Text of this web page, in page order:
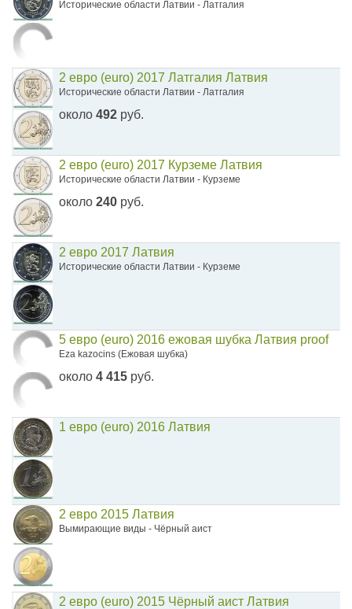
Исторические области Латвии - Латгалия
2 евро (euro) 2017 Латгалия Латвия
Исторические области Латвии - Латгалия
около 492 руб.
2 евро (euro) 2017 Курземе Латвия
Исторические области Латвии - Курземе
около 240 руб.
2 евро 2017 Латвия
Исторические области Латвии - Курземе
5 евро (euro) 2016 ежовая шубка Латвия proof
Eza kazocins (Ежовая шубка)
около 4 415 руб.
1 евро (euro) 2016 Латвия
2 евро 2015 Латвия
Вымирающие виды - Чёрный аист
2 евро (euro) 2015 Чёрный аист Латвия